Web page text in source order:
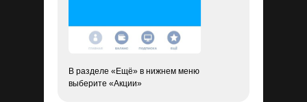
В разделе «Ещё» в нижнем меню
выберите «Акции»